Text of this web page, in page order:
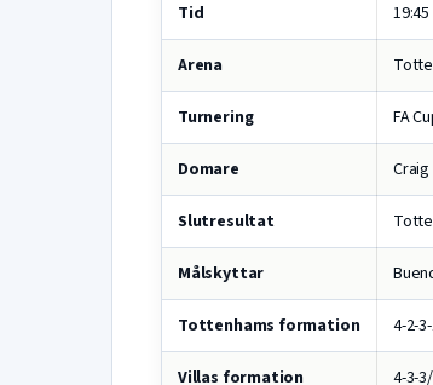
Tid
Arena
Turnering FA
Domare
Slutresultat
Målskyttar
Tottenhams formation 4-2-
Villas formation 4-3-